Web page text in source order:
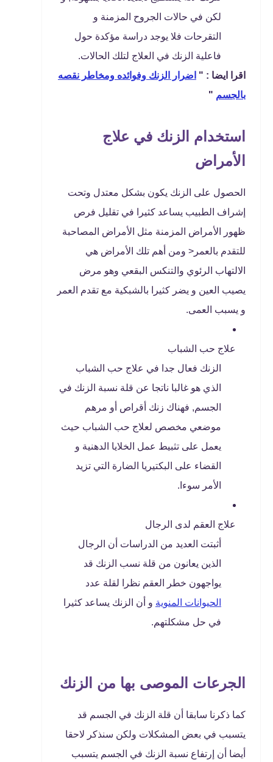
لكن في حالات الجروح المزمنة و
التقرحات فلا يوجد دراسة مؤكدة حول
فاعلية الزنك في العلاج لتلك الحالات.
اقرا ايضا : " اضرار الزنك وفوائده ومخاطر نقصه
بالجسم "
استخدام الزنك في علاج
الأمراض
الحصول على الزنك يكون بشكل معتدل وتحت
إشراف الطبيب يساعد كثيرا في تقليل فرص
ظهور الأمراض المزمنة مثل الأمراض المصاحبة
للتقدم بالعمر< ومن أهم تلك الأمراض هي
الالتهاب الرئوي والتنكس البقعي وهو مرض
يصيب العين و يضر كثيرا بالشبكية مع تقدم العمر
و يسبب العمى.
علاج حب الشباب
الزنك فعال جدا في علاج حب الشباب
الذي هو غالبا ناتجا عن قلة نسبة الزنك في
الجسم, فهناك زنك أقراص أو مرهم
موضعي مخصص لعلاج حب الشباب حيث
يعمل على تثبيط عمل الخلايا الدهنية و
القضاء على البكتيريا الضارة التي تزيد
الأمر سوءا.
علاج العقم لدى الرجال
أثبتت العديد من الدراسات أن الرجال
الذين يعانون من قلة نسب الزنك قد
يواجهون خطر العقم نظرا لقلة عدد
الحيوانات المنوية و أن الزنك يساعد كثيرا
في حل مشكلتهم.
الجرعات الموصى بها من الزنك
كما ذكرنا سابقا أن قلة الزنك في الجسم قد
يتسبب في بعض المشكلات ولكن سنذكر لاحقا
أيضا أن إرتفاع نسبة الزنك في الجسم يتسبب